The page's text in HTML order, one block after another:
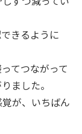
きるように
てつながって
ました。
が、いちばん